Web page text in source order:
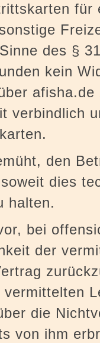
des §
kein
verbindlich
den
dies
halten.
bei
der
die
von ihm